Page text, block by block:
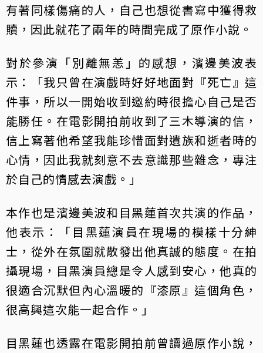
有著同樣傷痛的人，自己也想從書寫中獲得救
贖，因此就花了兩年的時間完成了原作小說。
對於參演「別離無恙」的感想，濱邊美波表
示：「我只曾在演戲時好好地面對『死亡』這
件事，所以一開始收到邀約時很擔心自己是否
能勝任。在電影開拍前收到了三木導演的信，
信上寫著他希望我能珍惜面對遺族和逝者時的
心情，因此我就刻意不去意識那些雜念，專注
於自己的情感去演戲。」
本作也是濱邊美波和目黑蓮首次共演的作品，
他表示：「目黑蓮演員在現場的模樣十分紳
士，從外在氛圍就散發出他真誠的態度。在拍
攝現場，目黑演員總是令人感到安心，他真的
很適合沉默但內心溫暖的『漆原』這個角色，
很高興這次能一起合作。」
目黑蓮也透露在電影開拍前曾讀過原作小說，